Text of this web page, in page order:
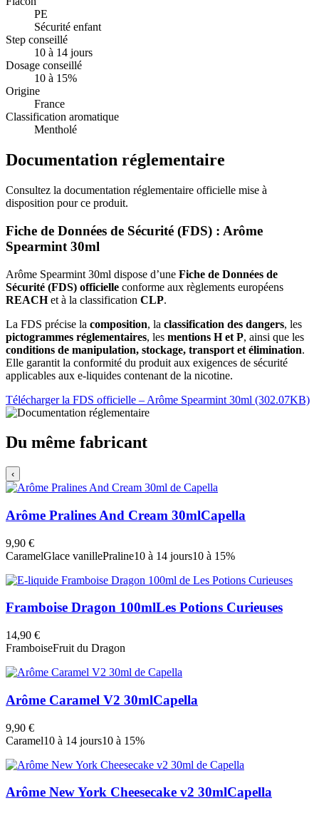
PE
Sécurité enfant
Step conseillé
10 à 14 jours
Dosage conseillé
10 à 15%
Origine
France
Classification aromatique
Mentholé
Documentation réglementaire
Consultez la documentation réglementaire officielle mise à
disposition pour ce produit.
Fiche de Données de Sécurité (FDS) : Arôme
Spearmint 30ml
Arôme Spearmint 30ml dispose d’une Fiche de Données de
Sécurité (FDS) officielle conforme aux règlements européens
REACHet à la classification CLP.
La FDS précise la composition, la classification des dangers, les
pictogrammes réglementaires, les mentions H et P, ainsi que les
conditions de manipulation, stockage, transport et élimination.
Elle garantit la conformité du produit aux exigences de sécurité
applicables aux e-liquides contenant de la nicotine.
Télécharger la FDS officielle – Arôme Spearmint 30ml (302.07KB)
Du même fabricant
‹
Arôme Pralines And Cream 30mlCapella
9,90 €
CaramelGlace vanillePraline10 à 14 jours10 à 15%
Framboise Dragon 100mlLes Potions Curieuses
14,90 €
FramboiseFruit du Dragon
Arôme Caramel V2 30mlCapella
9,90 €
Caramel10 à 14 jours10 à 15%
Arôme New York Cheesecake v2 30mlCapella